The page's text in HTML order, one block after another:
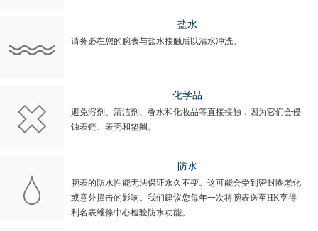
盐水
请务必在您的腕表与盐水接触后以清水冲洗。
化学品
避免溶剂、清洁剂、香水和化妆品等直接接触，因为它们会侵
蚀表链、表壳和垫圈。
防水
腕表的防水性能无法保证永久不变。这可能会受到密封圈老化
或意外撞击的影响。我们建议您每年一次将腕表送至HK亨得
利名表维修中心检验防水功能。